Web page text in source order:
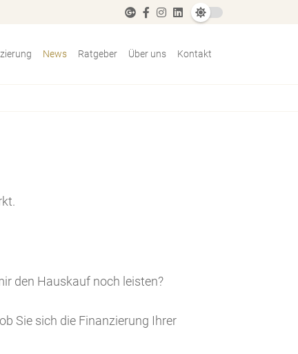
News Ratgeber Über uns Kontakt
den Hauskauf noch leisten?
Sie sich die Finanzierung Ihrer